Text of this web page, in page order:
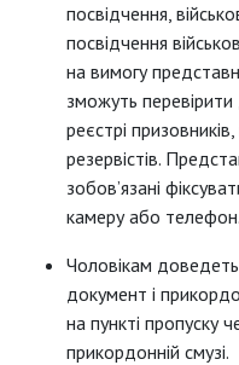
посвідчення,
посвідчення
на вимогу
зможуть
реєстрі
резервістів.
зобов’язані
камеру або телефон.
Чоловікам
документ і
на пункті пропуску
прикордонній смузі.